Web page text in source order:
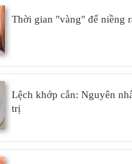
Thời gian "vàng" để niềng
Lệch khớp cắn: Nguyên
trị